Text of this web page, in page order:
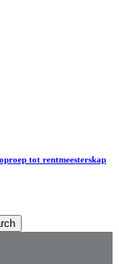
tot rentmeesterskap